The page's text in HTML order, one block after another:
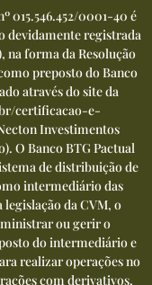
015.546.452/0001-40 é
devidamente registrada
na forma da Resolução
preposto do Banco
através do site da
certificacao-e-
Investimentos
). O Banco BTG Pactual
de distribuição de
intermediário das
legislação da CVM, o
ou gerir o
do intermediário e
realizar operações no
com derivativos,